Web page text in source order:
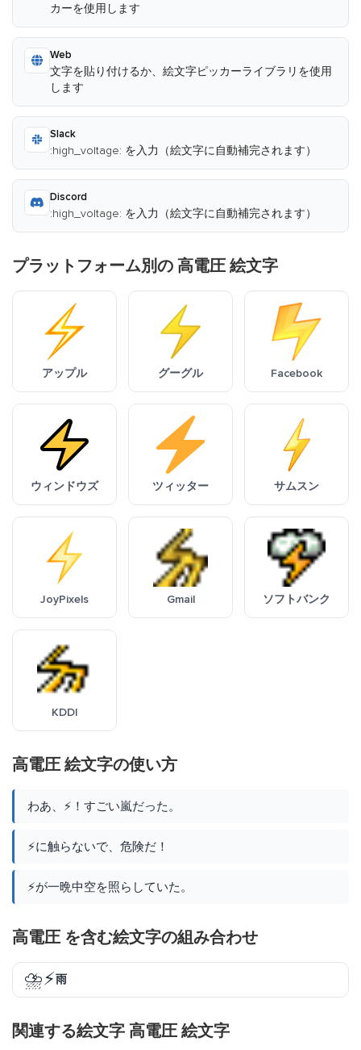
カーを使用します
Web
文字を貼り付けるか、絵文字ピッカーライブラリを使用
します
Slack
:high_voltage: を入力（絵文字に自動補完されます）
Discord
:high_voltage: を入力（絵文字に自動補完されます）
プラットフォーム別の 高電圧 絵文字
アップル グーグル Facebook
ウィンドウズ ツィッター サムスン
JoyPixels Gmail ソフトバンク
KDDI
高電圧 絵文字の使い方
わあ、⚡！すごい嵐だった。
⚡に触らないで、危険だ！
⚡が一晩中空を照らしていた。
高電圧 を含む絵文字の組み合わせ
⛈️⚡雨
関連する絵文字 高電圧 絵文字